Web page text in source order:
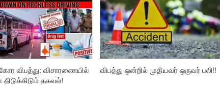
விபத்து: விசாரணையில்
தகவல்!
விபத்து ஒன்றில் முதியவர் ஒருவர் பலி!!